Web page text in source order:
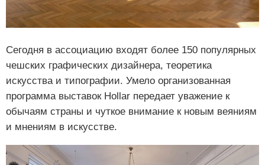
Сегодня в ассоциацию входят более 150 популярных
чешских графических дизайнера, теоретика
искусства и типографии. Умело организованная
программа выставок Hollar передает уважение к
обычаям страны и чуткое внимание к новым веяниям
и мнениям в искусстве.